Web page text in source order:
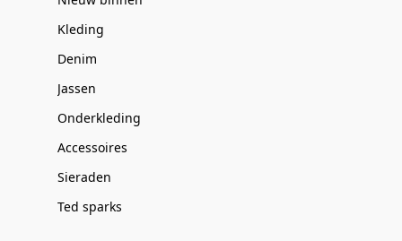
Kleding
Denim
Jassen
Onderkleding
Accessoires
Sieraden
Ted sparks